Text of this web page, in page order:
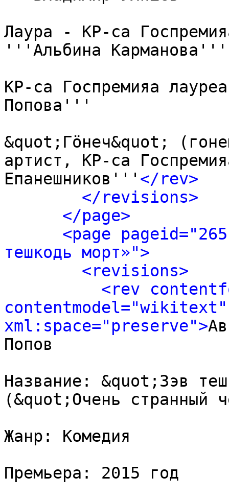
Лаура - КР-са
'''Альбина
КР-са Госпремияа
Попова'''
&quot;Гӧнеч&quot;
артист, КР-са
Епанешников''' </rev>
</revisions>
</page>
<page
тешкодь морт»">
<revisions>
<rev
contentmodel="wikitext"
xml:space="preserve">
Попов
Название: &quot;Зэв
(&quot;Очень странный
Жанр: Комедия
Премьера: 2015 год